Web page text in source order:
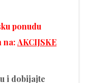
ponudu
na:AKCIJSKE
i dobijajte